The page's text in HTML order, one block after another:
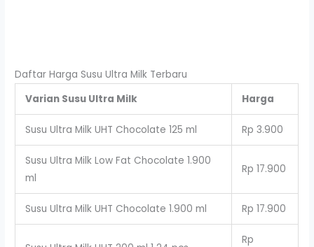
Daftar Harga Susu Ultra Milk Terbaru
Varian Susu Ultra Milk
Harga
Susu Ultra Milk UHT Chocolate 125 ml Rp 3.900
Susu Ultra Milk Low Fat Chocolate 1.900
ml
Rp 17.900
Susu Ultra Milk UHT Chocolate 1.900 ml Rp 17.900
Rp